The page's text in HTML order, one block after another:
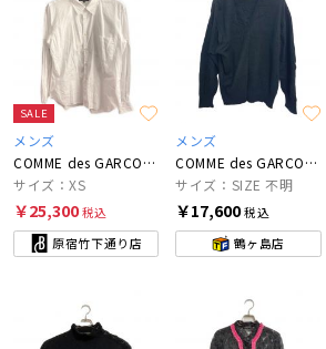
SALE
メンズ
COMME des GARCONS HOMME PLUS
サイズ：XS
￥25,300税込
原宿竹下通り店
メンズ
COMME des GARCONS HOMME
サイズ：SIZE 不明
￥17,600税込
鶴ヶ島店